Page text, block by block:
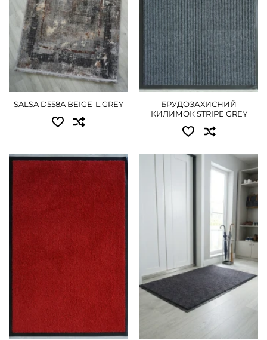
1.50x2.30 - 3375 грн
2.00x3.00 - 5760 грн
2.50x3.50 - 8190 грн
3.00x4.00 - 11250 грн
ПОДРОБНЕЕ
SALSA D558A BEIGE-L.GREY
БРУДОЗАХИСНИЙ
КИЛИМОК STRIPE GREY
Доступные размеры:
0.40x0.60 - 450 грн
0.60x0.90 - 630 грн
0.90x1.50 - 1080 грн
ПОДРОБНЕЕ
0.60x0.90 - 630 грн
ПОДРОБНЕЕ